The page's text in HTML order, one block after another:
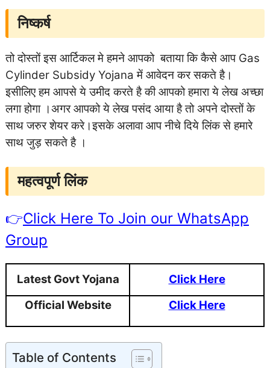
निष्कर्ष
तो दोस्तों इस आर्टिकल मे हमने आपको बताया कि कैसे आप Gas
Cylinder Subsidy Yojana में आवेदन कर सकते है।
इसीलिए हम आपसे ये उमीद करते है की आपको हमारा ये लेख अच्छा
लगा होगा ।अगर आपको ये लेख पसंद आया है तो अपने दोस्तों के
साथ जरुर शेयर करे।इसके अलावा आप नीचे दिये लिंक से हमारे
साथ जुड़ सकते है ।
महत्वपूर्ण लिंक
👉Click Here To Join our WhatsApp
Group
Latest Govt Yojana
Click Here
Official Website
Click Here
Table of Contents